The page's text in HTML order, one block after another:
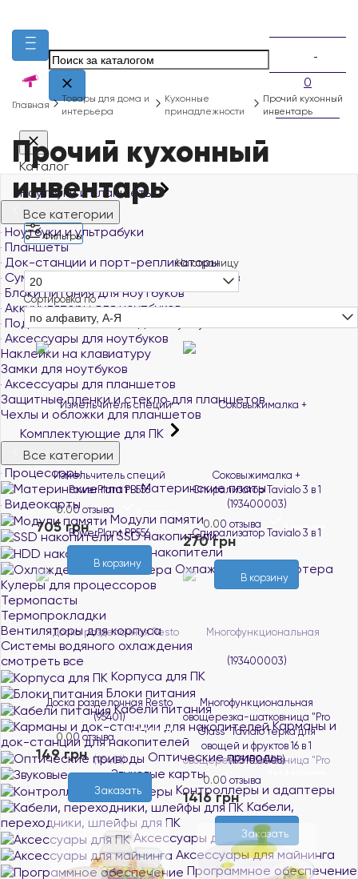
0
Каталог
Ноутбуки и планшеты
Все категории
Ноутбуки и ультрабуки
Планшеты
Док-станции и порт-репликаторы
Сумки, чехлы и рюкзаки для ноутбуков
Блоки питания для ноутбуков
Аккумуляторы для ноутбуков
Подставки и столики для ноутбуков
Аксессуары для ноутбуков
Наклейки на клавиатуру
Замки для ноутбуков
Аксессуары для планшетов
Защитные пленки и стекло для планшетов
Чехлы и обложки для планшетов
Комплектующие для ПК
Все категории
Процессоры
Материнские платы
Видеокарты
Модули памяти
SSD накопители
HDD накопители
Охлаждение компьютера
Кулеры для процессоров
Термопасты
Термопрокладки
Вентиляторы для корпуса
Системы водяного охлаждения
смотреть все
Корпуса для ПК
Блоки питания
Кабели питания
Карманы и
док-станции для накопителей
Оптические приводы
Звуковые карты
Контроллеры и адаптеры
Кабели,
переходники, шлейфы для ПК
Аксессуары для ПК
Аксессуары для майнинга
Программное обеспечение
Главная
Товары для дома и
интерьера
Кухонные
принадлежности
Прочий кухонный
инвентарь
Прочий кухонный
инвентарь
Фильтры
На страницу
20
Сортировка по
по алфавиту, А-Я
Измельчитель специй
PowerPlant PP556
0.00 отзыва
705 грн
В корзину
Соковыжималка +
Спирализатор Tavialo 3 в 1
(193400003)
0.00 отзыва В наличии
270 грн
В корзину
Доска разделочная Resto
(95401)
0.00 отзыва
Нет в наличии
149 грн
Заказать
Многофункциональная
овощерезка-шатковница "Pro
Glass" Tavialo терка для
овощей и фруктов 16 в 1
(193100008)
0.00 отзыва
1416 грн
Заказать